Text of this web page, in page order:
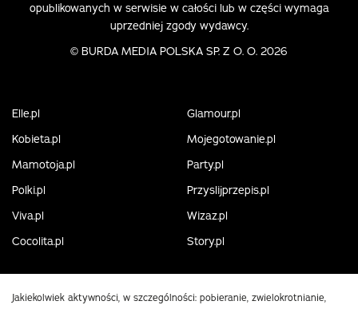
opublikowanych w serwisie w całości lub w części wymaga
uprzedniej zgody wydawcy.
© BURDA MEDIA POLSKA SP. Z O. O. 2026
Elle.pl
Glamour.pl
Kobieta.pl
Mojegotowanie.pl
Mamotoja.pl
Party.pl
Polki.pl
Przyslijprzepis.pl
Viva.pl
Wizaz.pl
Cocolita.pl
Story.pl
Jakiekolwiek aktywności, w szczególności: pobieranie, zwielokrotnianie,